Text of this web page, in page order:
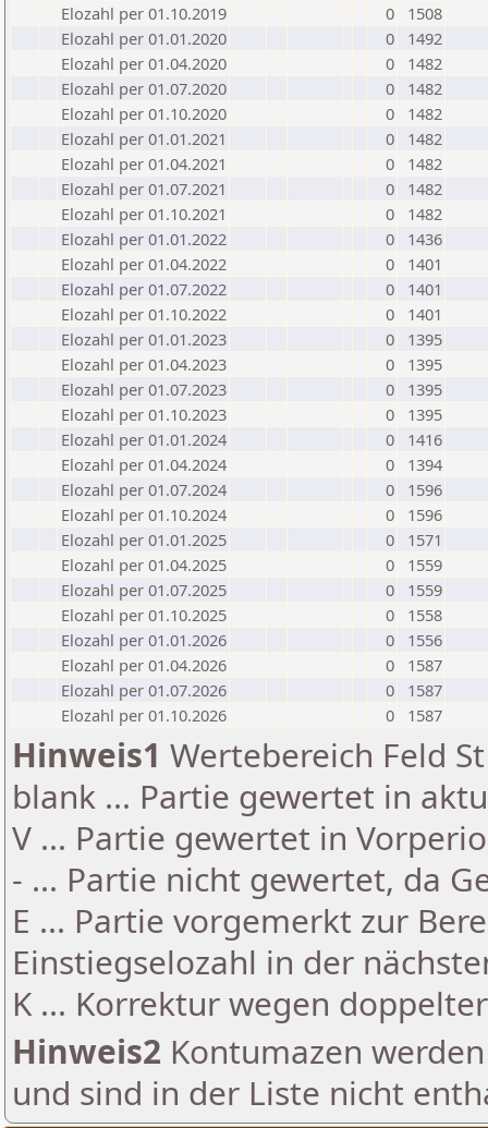
Elozahl per 01.10.2019
0
1508
Elozahl per 01.01.2020
0
1492
Elozahl per 01.04.2020
0
1482
Elozahl per 01.07.2020
0
1482
Elozahl per 01.10.2020
0
1482
Elozahl per 01.01.2021
0
1482
Elozahl per 01.04.2021
0
1482
Elozahl per 01.07.2021
0
1482
Elozahl per 01.10.2021
0
1482
Elozahl per 01.01.2022
0
1436
Elozahl per 01.04.2022
0
1401
Elozahl per 01.07.2022
0
1401
Elozahl per 01.10.2022
0
1401
Elozahl per 01.01.2023
0
1395
Elozahl per 01.04.2023
0
1395
Elozahl per 01.07.2023
0
1395
Elozahl per 01.10.2023
0
1395
Elozahl per 01.01.2024
0
1416
Elozahl per 01.04.2024
0
1394
Elozahl per 01.07.2024
0
1596
Elozahl per 01.10.2024
0
1596
Elozahl per 01.01.2025
0
1571
Elozahl per 01.04.2025
0
1559
Elozahl per 01.07.2025
0
1559
Elozahl per 01.10.2025
0
1558
Elozahl per 01.01.2026
0
1556
Elozahl per 01.04.2026
0
1587
Elozahl per 01.07.2026
0
1587
Elozahl per 01.10.2026
0 1587
Hinweis1 Wertebereich Feld
blank ... Partie gewertet in
V ... Partie gewertet in
- ... Partie nicht gewertet, da
E ... Partie vorgemerkt zur
Einstiegselozahl in der
K ... Korrektur wegen
Hinweis2 Kontumazen
und sind in der Liste nicht